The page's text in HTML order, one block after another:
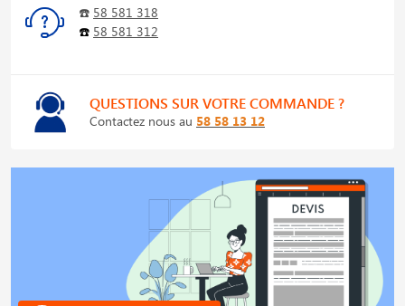
☎️ 58 581 318
☎️ 58 581 312
QUESTIONS SUR VOTRE COMMANDE ?
Contactez nous au 58 58 13 12